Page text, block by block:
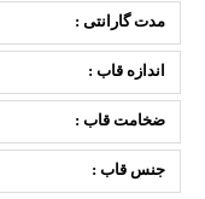
مدت گارانتی :
اندازه قاب :
ضخامت قاب :
جنس قاب :